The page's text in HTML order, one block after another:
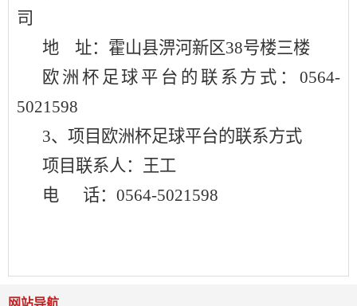
司
地
址：霍山县淠河新区38号楼三楼
欧洲杯足球平台的联系方式： 0564-
5021598
3、项目欧洲杯足球平台的联系方式
项目联系人：王工
电
话： 0564-5021598
网站导航